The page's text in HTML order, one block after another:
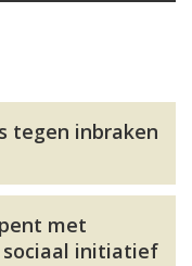
tegen inbraken
met
initiatief